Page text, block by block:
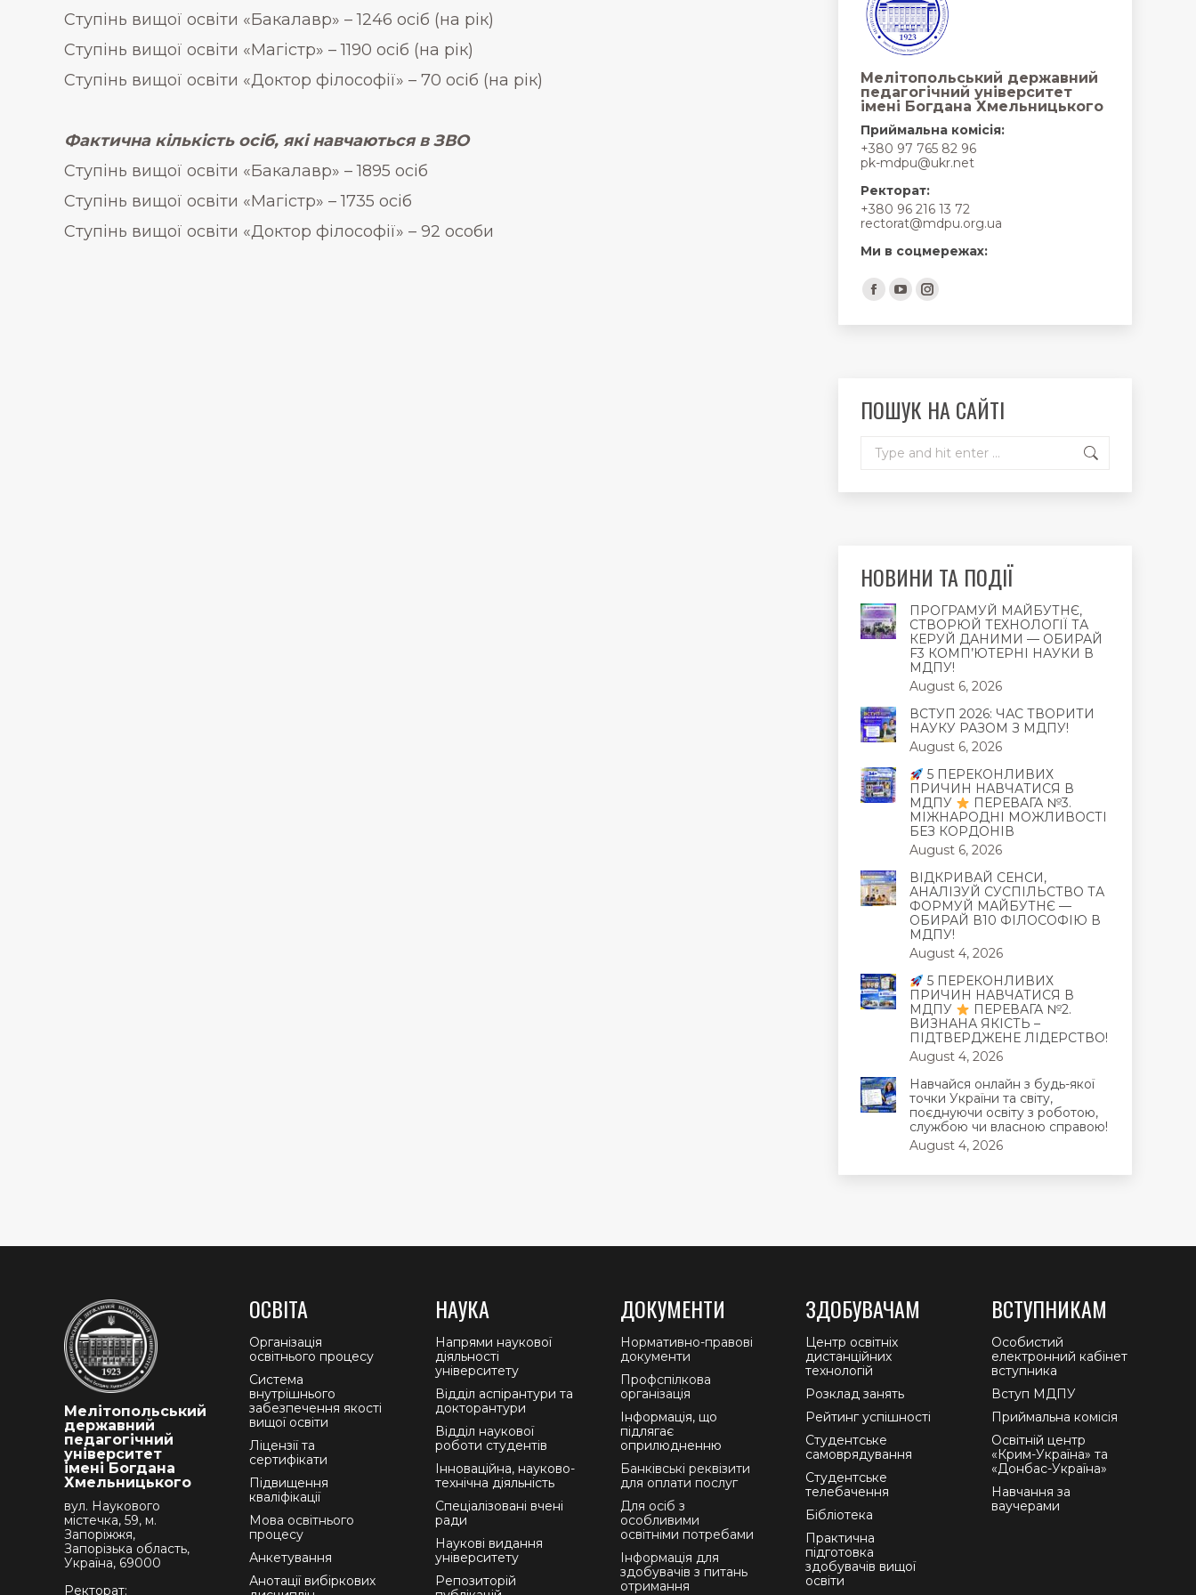
Ступінь вищої освіти «Бакалавр» – 1246 осіб (на рік)
Ступінь вищої освіти «Магістр» – 1190 осіб (на рік)
Ступінь вищої освіти «Доктор філософії» – 70 осіб (на рік)
Фактична кількість осіб, які навчаються в ЗВО
Ступінь вищої освіти «Бакалавр» – 1895 осіб
Ступінь вищої освіти «Магістр» – 1735 осіб
Ступінь вищої освіти «Доктор філософії» – 92 особи
Мелітопольський державний
педагогічний університет
імені Богдана Хмельницького
Приймальна комісія:
+380 97 765 82 96
pk-mdpu@ukr.net
Ректорат:
+380 96 216 13 72
rectorat@mdpu.org.ua
Ми в соцмережах:
Find us on:
Facebook
page
window
YouTube
page
window
Instagram
page
window
ПОШУК НА САЙТІ
НОВИНИ ТА ПОДІЇ
ПРОГРАМУЙ МАЙБУТНЄ,
СТВОРЮЙ ТЕХНОЛОГІЇ ТА
КЕРУЙ ДАНИМИ — ОБИРАЙ
F3 КОМП’ЮТЕРНІ НАУКИ В
МДПУ!
August 6, 2026
ВСТУП 2026: ЧАС ТВОРИТИ
НАУКУ РАЗОМ З МДПУ!
August 6, 2026
5 ПЕРЕКОНЛИВИХ
ПРИЧИН НАВЧАТИСЯ В
МДПУ
ПЕРЕВАГА №3.
МІЖНАРОДНІ МОЖЛИВОСТІ
БЕЗ КОРДОНІВ
August 6, 2026
ВІДКРИВАЙ СЕНСИ,
АНАЛІЗУЙ СУСПІЛЬСТВО ТА
ФОРМУЙ МАЙБУТНЄ —
ОБИРАЙ В10 ФІЛОСОФІЮ В
МДПУ!
August 4, 2026
5 ПЕРЕКОНЛИВИХ
ПРИЧИН НАВЧАТИСЯ В
МДПУ
ПЕРЕВАГА №2.
ВИЗНАНА ЯКІСТЬ –
ПІДТВЕРДЖЕНЕ ЛІДЕРСТВО!
August 4, 2026
Навчайся онлайн з будь-якої
точки України та світу,
поєднуючи освіту з роботою,
службою чи власною справою!
August 4, 2026
Мелітопольський
державний
педагогічний
університет
імені Богдана
Хмельницького
вул. Наукового
містечка, 59, м.
Запоріжжя,
Запорізька область,
Україна, 69000
Ректорат:
ОСВІТА
Організація
освітнього процесу
Система
внутрішнього
забезпечення якості
вищої освіти
Ліцензії та
сертифікати
Підвищення
кваліфікації
Мова освітнього
процесу
Анкетування
Анотації вибіркових
НАУКА
Напрями наукової
діяльності
університету
Відділ аспірантури та
докторантури
Відділ наукової
роботи студентів
Інноваційна, науково-
технічна діяльність
Спеціалізовані вчені
ради
Наукові видання
університету
Репозиторій
ДОКУМЕНТИ
Нормативно-правові
документи
Профспілкова
організація
Інформація, що
підлягає
оприлюдненню
Банківські реквізити
для оплати послуг
Для осіб з
особливими
освітніми потребами
Інформація для
здобувачів з питань
отримання
ЗДОБУВАЧАМ
Центр освітніх
дистанційних
технологій
Розклад занять
Рейтинг успішності
Студентське
самоврядування
Студентське
телебачення
Бібліотека
Практична
підготовка
здобувачів вищої
освіти
ВСТУПНИКАМ
Особистий
електронний кабінет
вступника
Вступ МДПУ
Приймальна комісія
Освітній центр
«Крим-Україна» та
«Донбас-Україна»
Навчання за
ваучерами